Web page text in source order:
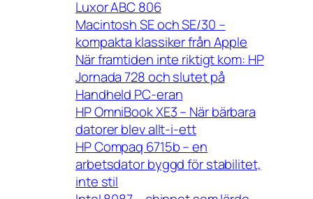
Luxor ABC 806
Macintosh SE och SE/30 –
kompakta klassiker från Apple
När framtiden inte riktigt kom: HP
Jornada 728 och slutet på
Handheld PC-eran
HP OmniBook XE3 – När bärbara
datorer blev allt-i-ett
HP Compaq 6715b – en
arbetsdator byggd för stabilitet,
inte stil